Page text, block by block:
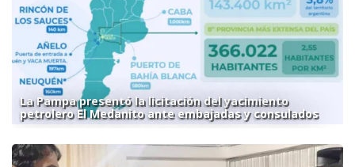
La Pampa presentó la licitación del yacimiento
petrolero El Medanito ante embajadas y consulados